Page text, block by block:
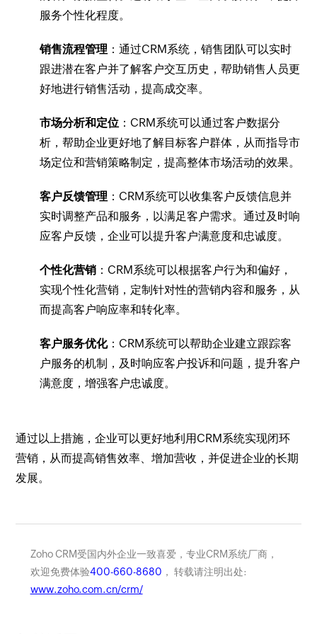
服务个性化程度。
销售流程管理 ：通过CRM系统，销售团队可以实时
跟进潜在客户并了解客户交互历史，帮助销售人员更
好地进行销售活动，提高成交率。
市场分析和定位 ：CRM系统可以通过客户数据分
析，帮助企业更好地了解目标客户群体，从而指导市
场定位和营销策略制定，提高整体市场活动的效果。
客户反馈管理 ：CRM系统可以收集客户反馈信息并
实时调整产品和服务，以满足客户需求。通过及时响
应客户反馈，企业可以提升客户满意度和忠诚度。
个性化营销 ：CRM系统可以根据客户行为和偏好，
实现个性化营销，定制针对性的营销内容和服务，从
而提高客户响应率和转化率。
客户服务优化：CRM系统可以帮助企业建立跟踪客
户服务的机制，及时响应客户投诉和问题，提升客户
满意度，增强客户忠诚度。
通过以上措施，企业可以更好地利用CRM系统实现闭环
营销，从而提高销售效率、增加营收，并促进企业的长期
发展。
Zoho CRM受国内外企业一致喜爱，专业CRM系统厂商，
欢迎免费体验400-660-8680 ， 转载请注明出处:
www.zoho.com.cn/crm/